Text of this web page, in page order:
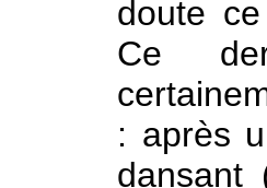
doute
Ce
: après
dansant